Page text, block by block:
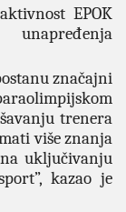
EPOK
značajni
trenera
više znanja
uključivanju
kazao je